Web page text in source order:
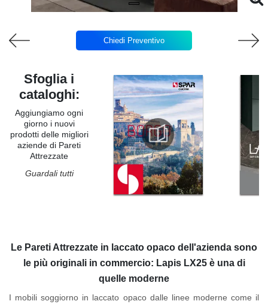
Chiedi Preventivo
Le Pareti Attrezzate in laccato opaco dell'azienda sono
le più originali in commercio: Lapis LX25 è una di
quelle moderne
I mobili soggiorno in laccato opaco dalle linee moderne come il
Sfoglia i
cataloghi:
Aggiungiamo ogni
giorno i nuovi
prodotti delle migliori
aziende di Pareti
Attrezzate
Guardali tutti